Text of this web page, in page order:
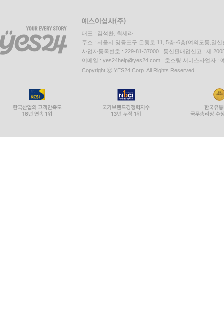
대표 : 김석환, 최세라
주소 : 서울시 영등포구 은행로 11, 5층~6층(여의도동,일신
사업자등록번호 : 229-81-37000 통신판매업신고 : 제
이메일 : yes24help@yes24.com 호스팅 서비스사업자 :
Copyright ⓒ YES24 Corp. All Rights Reserved.